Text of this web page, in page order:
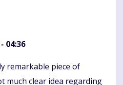
04:36
remarkable piece of
much clear idea regarding